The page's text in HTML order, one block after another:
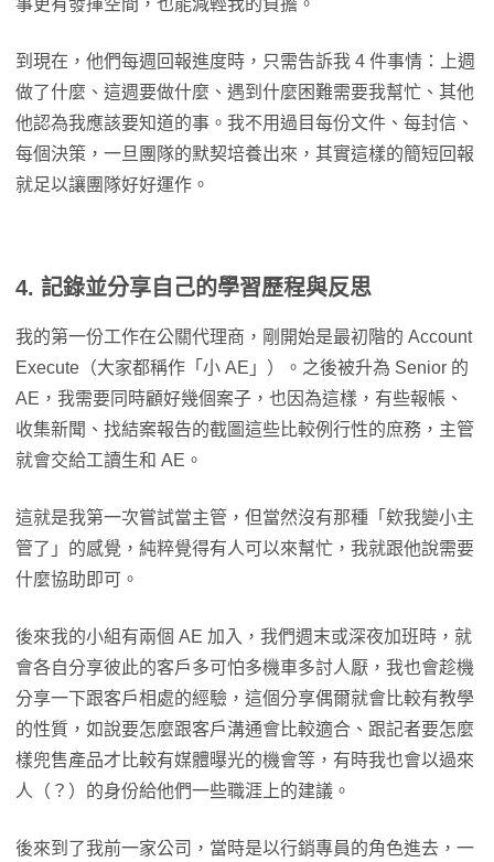
事更有發揮空間，也能減輕我的負擔。
到現在，他們每週回報進度時，只需告訴我 4 件事情：上週
做了什麼、這週要做什麼、遇到什麼困難需要我幫忙、其他
他認為我應該要知道的事。我不用過目每份文件、每封信、
每個決策，一旦團隊的默契培養出來，其實這樣的簡短回報
就足以讓團隊好好運作。
4. 記錄並分享自己的學習歷程與反思
我的第一份工作在公關代理商，剛開始是最初階的 Account
Execute（大家都稱作「小 AE」）。之後被升為 Senior 的
AE，我需要同時顧好幾個案子，也因為這樣，有些報帳、
收集新聞、找結案報告的截圖這些比較例行性的庶務，主管
就會交給工讀生和 AE。
這就是我第一次嘗試當主管，但當然沒有那種「欸我變小主
管了」的感覺，純粹覺得有人可以來幫忙，我就跟他說需要
什麼協助即可。
後來我的小組有兩個 AE 加入，我們週末或深夜加班時，就
會各自分享彼此的客戶多可怕多機車多討人厭，我也會趁機
分享一下跟客戶相處的經驗，這個分享偶爾就會比較有教學
的性質，如說要怎麼跟客戶溝通會比較適合、跟記者要怎麼
樣兜售產品才比較有媒體曝光的機會等，有時我也會以過來
人（？）的身份給他們一些職涯上的建議。
後來到了我前一家公司，當時是以行銷專員的角色進去，一